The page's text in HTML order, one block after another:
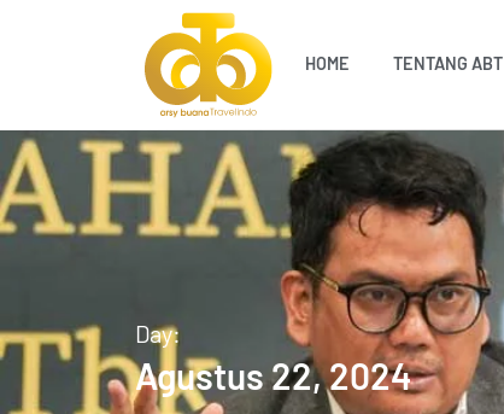
HOME TENTANG ABT
Day:
Agustus 22, 2024